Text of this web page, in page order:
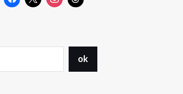
ok